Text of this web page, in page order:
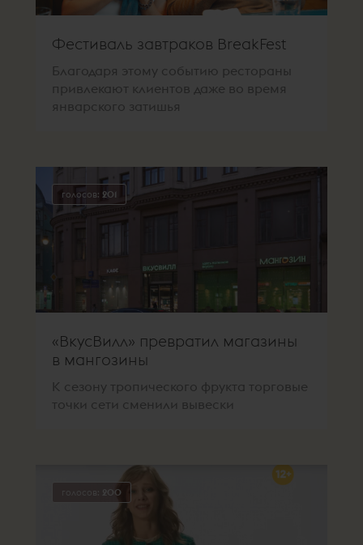
Фестиваль завтраков BreakFest
Благодаря этому событию рестораны
привлекают клиентов даже во время
январского затишья
голосов: 201
«ВкусВилл» превратил магазины
в мангозины
К сезону тропического фрукта торговые
точки сети сменили вывески
200